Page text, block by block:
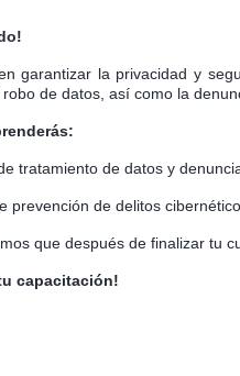
garantizar la privacidad y
de datos, así como la
tratamiento de datos y
prevención de delitos
que después de finalizar tu
capacitación!